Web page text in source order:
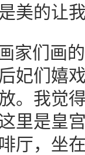
美的让
家们画
妃们嬉
。我觉
里是皇
厅，坐